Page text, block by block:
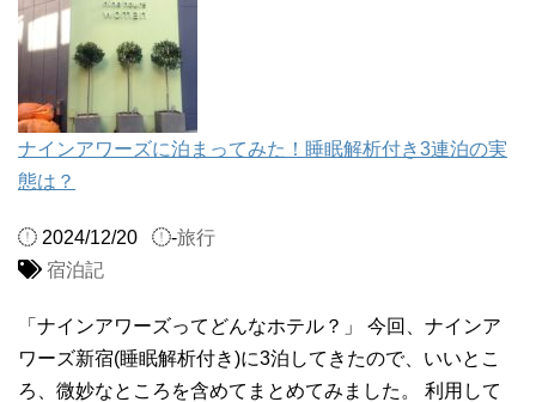
ナインアワーズに泊まってみた！睡眠解析付き3連泊の実
態は？
2024/12/20 -旅行
宿泊記
「ナインアワーズってどんなホテル？」 今回、ナインア
ワーズ新宿(睡眠解析付き)に3泊してきたので、いいとこ
ろ、微妙なところを含めてまとめてみました。 利用して